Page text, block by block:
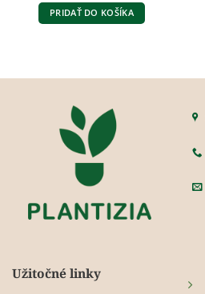
PRIDAŤ DO KOŠÍKA
Užitočné linky